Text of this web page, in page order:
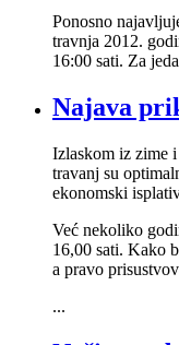
Ponosno
travnja 2012.
16:00 sati. Za
Najava
Izlaskom iz zime
travanj su
ekonomski
Već nekoliko
16,00 sati. Kako
a pravo
...